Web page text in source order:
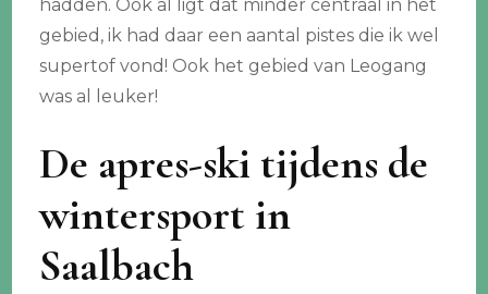
hadden. Ook al ligt dat minder centraal in het
gebied, ik had daar een aantal pistes die ik wel
supertof vond! Ook het gebied van Leogang
was al leuker!
De apres-ski tijdens de
wintersport in
Saalbach